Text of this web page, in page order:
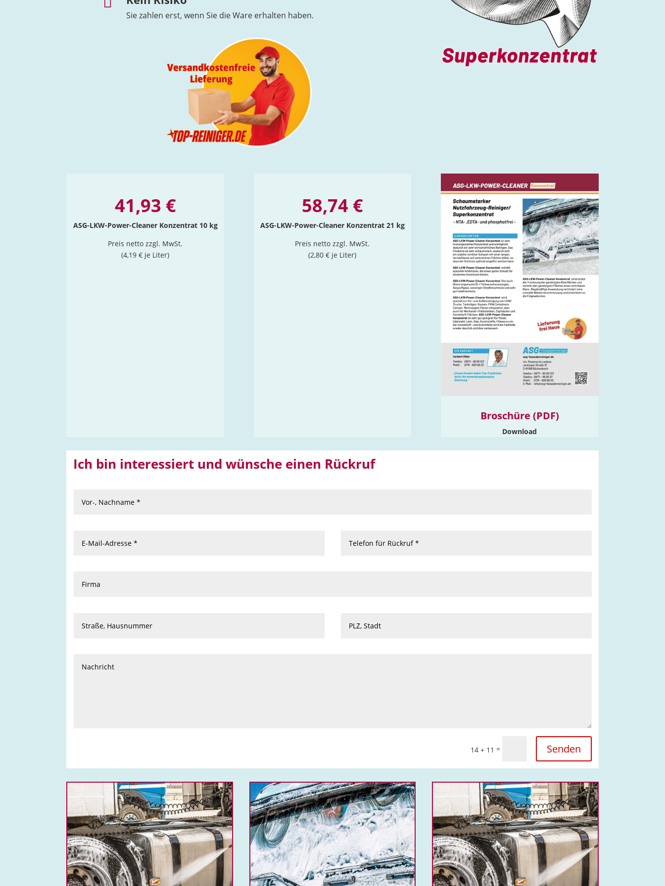
Sie zahlen erst, wenn Sie die Ware erhalten haben.
41,93 €
ASG-LKW-Power-Cleaner Konzentrat 10 kg
Preis netto zzgl. MwSt.
(4,19 € je Liter)
58,74 €
ASG-LKW-Power-Cleaner Konzentrat 21 kg
Preis netto zzgl. MwSt.
(2,80 € je Liter)
Broschüre (PDF)
Download
Ich bin interessiert und wünsche einen Rückruf
14 + 11 = Senden